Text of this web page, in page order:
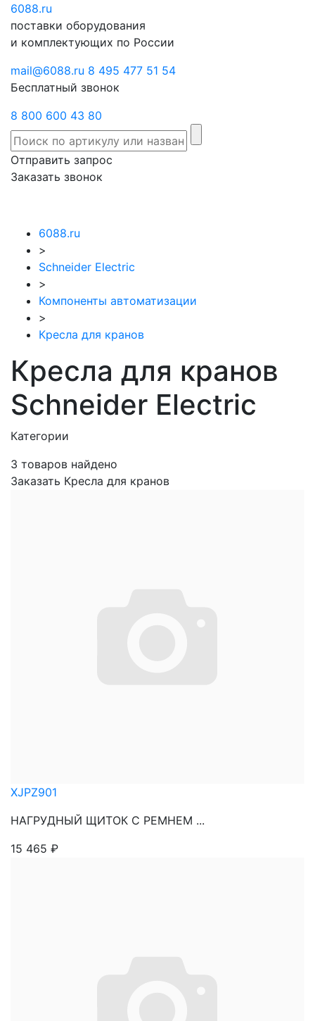
6088.ru
поставки оборудования
и комплектующих по России
mail@6088.ru 8 495 477 51 54
Бесплатный звонок
8 800 600 43 80
Отправить запрос
Заказать звонок
6088.ru
>
Schneider Electric
>
Компоненты автоматизации
>
Кресла для кранов
Кресла для кранов
Schneider Electric
Категории
3 товаров найдено
Заказать Кресла для кранов
XJPZ901
НАГРУДНЫЙ ЩИТОК С РЕМНЕМ ...
15 465 ₽
Отправить
запрос
звонок